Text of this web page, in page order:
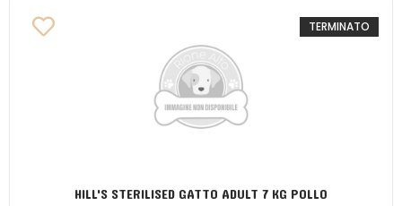
TERMINATO
HILL'S STERILISED GATTO ADULT 7 KG POLLO